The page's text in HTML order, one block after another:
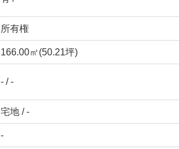
所有権
166.00㎡(50.21坪)
- / -
宅地 / -
-